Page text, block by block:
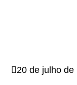
20 de julho de